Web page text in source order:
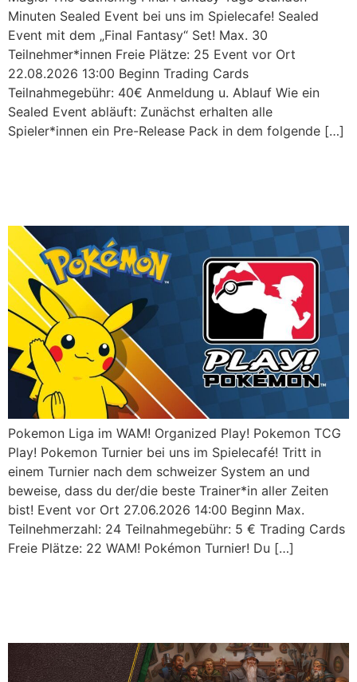
Minuten Sealed Event bei uns im Spielecafe! Sealed
Event mit dem „Final Fantasy“ Set! Max. 30
Teilnehmer*innen Freie Plätze: 25 Event vor Ort
22.08.2026 13:00 Beginn Trading Cards
Teilnahmegebühr: 40€ Anmeldung u. Ablauf Wie ein
Sealed Event abläuft: Zunächst erhalten alle
Spieler*innen ein Pre-Release Pack in dem folgende […]
Pokemon Liga im WAM! Organized Play! Pokemon TCG
Play! Pokemon Turnier bei uns im Spielecafé! Tritt in
einem Turnier nach dem schweizer System an und
beweise, dass du der/die beste Trainer*in aller Zeiten
bist! Event vor Ort 27.06.2026 14:00 Beginn Max.
Teilnehmerzahl: 24 Teilnahmegebühr: 5 € Trading Cards
Freie Plätze: 22 WAM! Pokémon Turnier! Du […]